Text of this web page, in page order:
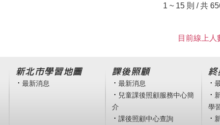
1 ~ 15 則 / 共
目前線上
新北市學習地圖
最新消息
課後照顧
最新消息
兒童課後照顧服務中心簡
介
課後照顧中心查詢
終
學